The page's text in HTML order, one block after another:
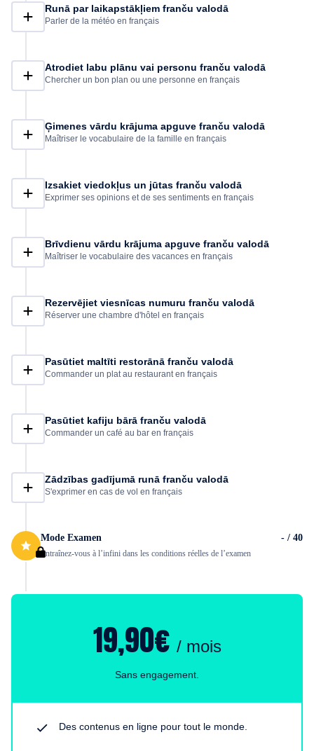
Runā par laikapstākļiem franču valodā
Parler de la météo en français
Atrodiet labu plānu vai personu franču valodā
Chercher un bon plan ou une personne en français
Ģimenes vārdu krājuma apguve franču valodā
Maîtriser le vocabulaire de la famille en français
Izsakiet viedokļus un jūtas franču valodā
Exprimer ses opinions et de ses sentiments en français
Brīvdienu vārdu krājuma apguve franču valodā
Maîtriser le vocabulaire des vacances en français
Rezervējiet viesnīcas numuru franču valodā
Réserver une chambre d'hôtel en français
Pasūtiet maltīti restorānā franču valodā
Commander un plat au restaurant en français
Pasūtiet kafiju bārā franču valodā
Commander un café au bar en français
Zādzības gadījumā runā franču valodā
S'exprimer en cas de vol en français
Mode Examen
Entraînez-vous à l’infini dans les conditions réelles de l’examen
- / 40
19,90€ / mois
Sans engagement.
Des contenus en ligne pour tout le monde.